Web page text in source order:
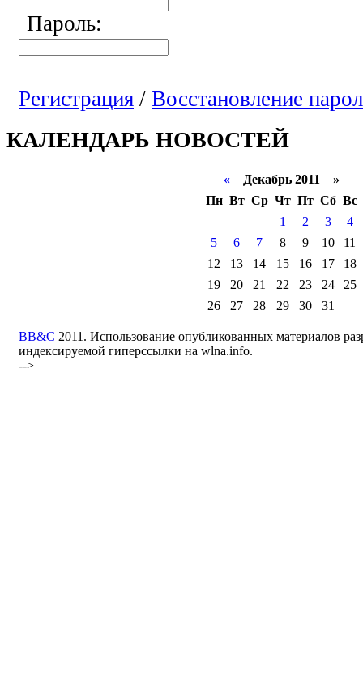
Пароль:
Регистрация / Восстановление
КАЛЕНДАРЬ НОВОСТЕЙ
«Декабрь 2011 »
Пн Вт Ср Чт Пт Сб Вс
1
2 3
4
5
6 7 8 9 10
11
12
13 14 15 16 17
18
19
20 21 22 23 24
25
26
27 28 29 30 31
BB&C 2011. Использование опубликованных материалов
индексируемой гиперссылки на wlna.info.
-->